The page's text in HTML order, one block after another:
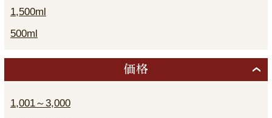
1,500ml
500ml
価格
1,001～3,000